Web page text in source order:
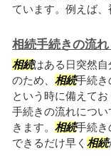
ています。例えば、
相続手続きの流
相続はある日突然
のため、 相続手続き
という時に備えてお
手続きの流れにつ
きます。 相続手続き
できるだけ早く 相続